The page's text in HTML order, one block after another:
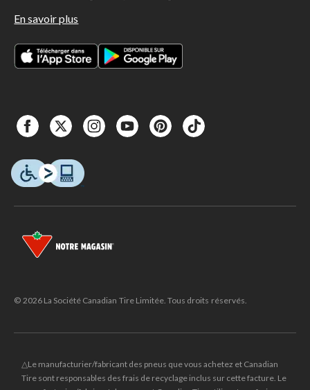
En savoir plus
© 2026 La Société Canadian Tire Limitée. Tous droits réservés.
△Le manufacturier/fabricant des pneus que vous achetez et Canadian
Tire sont responsables des frais de recyclage inclus sur cette facture. Le